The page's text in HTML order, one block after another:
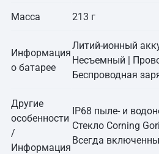
Масса 213 г
Информация
о батарее
Литий-ионный
Несъемный |
Беспроводная
Другие
особенности
/
Информация
IP68 пыле- и
Стекло Corning
Всегда